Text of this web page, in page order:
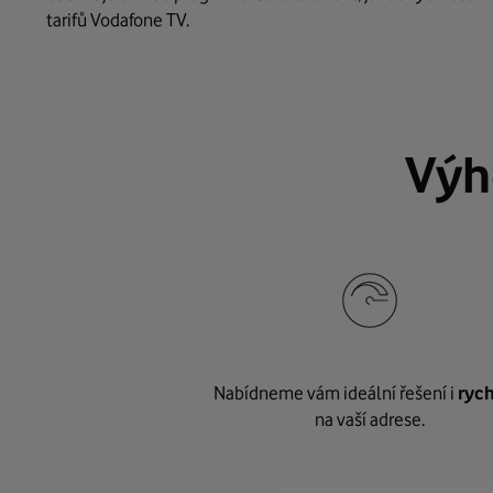
tarifů Vodafone TV.
Nabídneme vám ideální řešení i
na vaší adrese.